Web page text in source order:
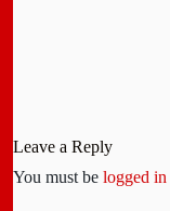
Leave a Reply
You must be logged in